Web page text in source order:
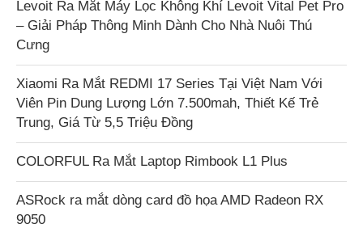
Levoit Ra Mắt Máy Lọc Không Khí Levoit Vital Pet Pro
– Giải Pháp Thông Minh Dành Cho Nhà Nuôi Thú
Cưng
Xiaomi Ra Mắt REDMI 17 Series Tại Việt Nam Với
Viên Pin Dung Lượng Lớn 7.500mah, Thiết Kế Trẻ
Trung, Giá Từ 5,5 Triệu Đồng
COLORFUL Ra Mắt Laptop Rimbook L1 Plus
ASRock ra mắt dòng card đồ họa AMD Radeon RX
9050